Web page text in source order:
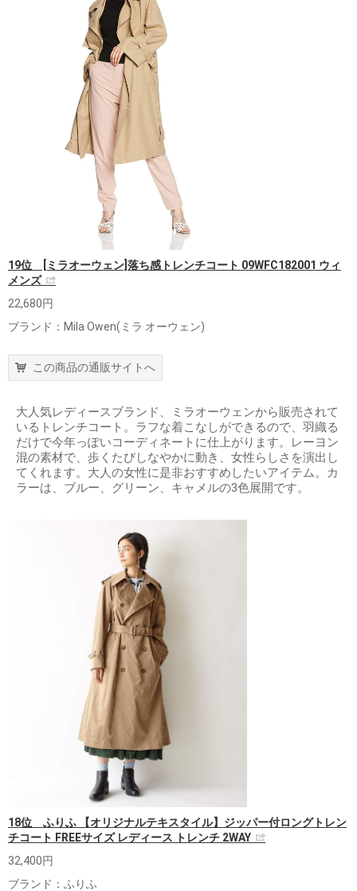
19位 [ミラオーウェン]落ち感トレンチコート 09WFC182001 ウィ
メンズ
22,680円
ブランド：Mila Owen(ミラ オーウェン)
この商品の通販サイトへ
大人気レディースブランド、ミラオーウェンから販売されて
いるトレンチコート。ラフな着こなしができるので、羽織る
だけで今年っぽいコーディネートに仕上がります。レーヨン
混の素材で、歩くたびしなやかに動き、女性らしさを演出し
てくれます。大人の女性に是非おすすめしたいアイテム。カ
ラーは、ブルー、グリーン、キャメルの3色展開です。
18位 ふりふ 【オリジナルテキスタイル】ジッパー付ロングトレン
チコート FREEサイズ レディース トレンチ 2WAY
32,400円
ブランド：ふりふ